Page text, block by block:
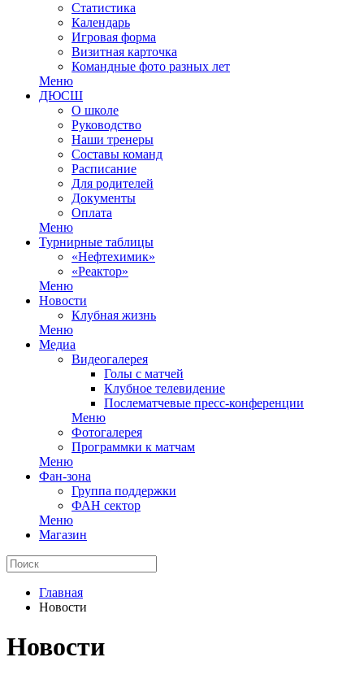
Статистика
Календарь
Игровая форма
Визитная карточка
Командные фото разных лет
Меню
ДЮСШ
О школе
Руководство
Наши тренеры
Составы команд
Расписание
Для родителей
Документы
Оплата
Меню
Турнирные таблицы
«Нефтехимик»
«Реактор»
Меню
Новости
Клубная жизнь
Меню
Медиа
Видеогалерея
Голы с матчей
Клубное телевидение
Послематчевые пресс-конференции
Меню
Фотогалерея
Программки к матчам
Меню
Фан-зона
Группа поддержки
ФАН сектор
Меню
Магазин
Главная
Новости
Новости